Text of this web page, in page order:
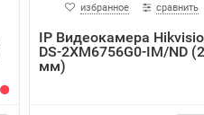
избранное сравнить
IP Видеокамера
DS-2XM6756G0-IM/ND
мм)